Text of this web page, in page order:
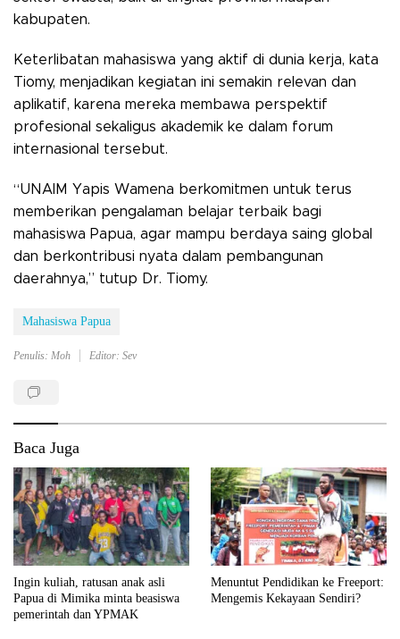
kabupaten.
Keterlibatan mahasiswa yang aktif di dunia kerja, kata
Tiomy, menjadikan kegiatan ini semakin relevan dan
aplikatif, karena mereka membawa perspektif
profesional sekaligus akademik ke dalam forum
internasional tersebut.
“UNAIM Yapis Wamena berkomitmen untuk terus
memberikan pengalaman belajar terbaik bagi
mahasiswa Papua, agar mampu berdaya saing global
dan berkontribusi nyata dalam pembangunan
daerahnya,” tutup Dr. Tiomy.
Mahasiswa Papua
Penulis: Moh Editor: Sev
Baca Juga
Ingin kuliah, ratusan anak asli
Papua di Mimika minta beasiswa
pemerintah dan YPMAK
Menuntut Pendidikan ke Freeport:
Mengemis Kekayaan Sendiri?